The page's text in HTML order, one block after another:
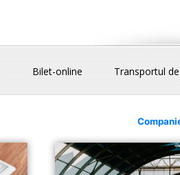
Bilet-online Transportul